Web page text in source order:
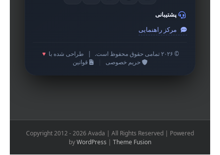
پشتیبانی
مرکز راهنمایی
© ۲۰۲۶ تمامی حقوق محفوظ است. طراحی شده با ♥
حریم خصوصی
قوانین
Copyright 2012 - 2026 Avada | All Rights Reserved | Powered
byWordPress | Theme Fusion